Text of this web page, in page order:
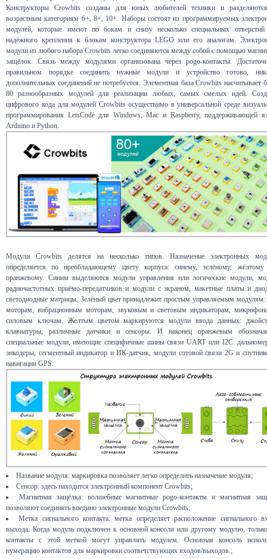
Конструкторы Crowbits созданы для юных любителей техники и
возрастным категориям 6+, 8+, 10+. Наборы состоят из программируемых
модулей, которые имеют по бокам и снизу несколько специальных
надёжного крепления к блокам конструктора LEGO или его аналогам.
модули из любого набора Crowbits легко соединяются между собой с помощью
защёлок. Связь между модулями организована через pogo-контакты.
правильном порядке соединить нужные модули и устройство готово,
дополнительных соединений не потребуется. Элементная база Crowbits насчитывает
80 разнообразных модулей для реализации любых, самых смелых идей.
цифрового кода для модулей Crowbits осуществимо в универсальной среде
программирования LetsCode для Windows, Mac и Raspberry, поддерживающей
Arduino и Python.
Модули Crowbits делятся на несколько типов. Назначение электронных
определяется по преобладающему цвету корпуса: синему, зелёному,
оранжевому. Синим выделяются модули управления или логические модули,
радиочастотных приёмо-передатчиков и модули с экраном, макетные платы и
светодиодные матрицы. Зелёный цвет принадлежит простым управляемым
моторам, вибрационным моторам, звуковым и световым индикаторам,
силовым ключам. Желтым цветом маркируются модули ввода данных:
клавиатуры, различные датчики и сенсоры. И наконец оранжевым
специальные модули, имеющие специфичные шины связи UART или I2C:
энкодеры, сегментный индикатор и ИК-датчик, модули сотовой связи 2G и
навигации GPS.
Название модуля: маркировка позволяет легко определить назначение модуля;
Сенсор: здесь находится электронный компонент Crowbits;
Магнитная защёлка: волшебные магнитные pogo-контакты и магнитная
позволяют соединять воедино электронные модули Crowbits;
Метка сигнального контакта: метка определяет расположение сигнального
выхода. Когда модуль подключен к основной консоли или другому модулю,
контакты с этой меткой могут управлять модулем. Основная консоль
нумерацию контактов для маркировки соответствующих входов/выходов.;